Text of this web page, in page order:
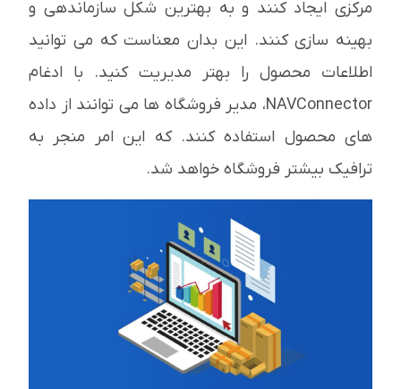
مرکزی ایجاد کنند و به بهترین شکل سازماندهی و
بهینه سازی کنند. این بدان معناست که می توانید
اطلاعات محصول را بهتر مدیریت کنید. با ادغام
NAVConnector، مدیر فروشگاه ها می توانند از داده
های محصول استفاده کنند. که این امر منجر به
ترافیک بیشتر فروشگاه خواهد شد.